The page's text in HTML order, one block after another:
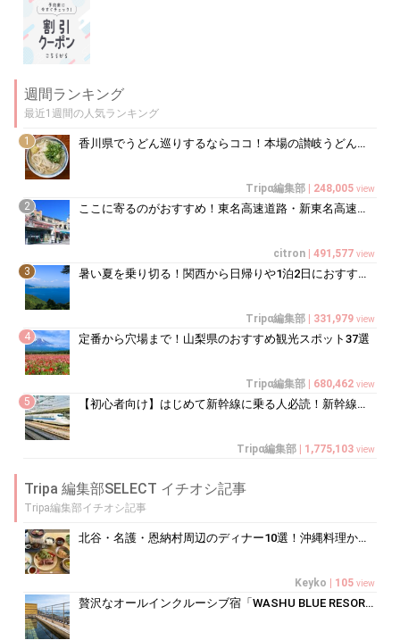
週間ランキング
最近1週間の人気ランキング
1 香川県でうどん巡りするならココ！本場の讃岐うどんの名店
Tripα編集部 | 248,005 view
2 ここに寄るのがおすすめ！東名高速道路・新東名高速道路の充実のSA・PA10選
citron | 491,577 view
3 暑い夏を乗り切る！関西から日帰りや1泊2日におすすめの避暑地10選
Tripα編集部 | 331,979 view
4 定番から穴場まで！山梨県のおすすめ観光スポット37選
Tripα編集部 | 680,462 view
5 【初心者向け】はじめて新幹線に乗る人必読！新幹線の乗り方をイチから徹底解説
Tripα編集部 | 1,775,103 view
Tripa 編集部SELECT イチオシ記事
Tripa編集部イチオシ記事
北谷・名護・恩納村周辺のディナー10選！沖縄料理からコース料理まで
Keyko | 105 view
贅沢なオールインクルーシブ宿「WASHU BLUE RESORT 風籠」で...